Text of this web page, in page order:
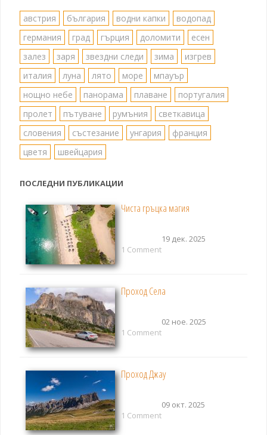
австрия българия водни капки
водопад
германия
град гърция доломити
есен
залез
заря звездни следи зима
изгрев
италия
луна лято море
мпауър
нощно небе
панорама плаване
португалия
пролет
пътуване румъния
светкавица
словения
състезание унгария
франция
цветя
швейцария
ПОСЛЕДНИ ПУБЛИКАЦИИ
Чиста гръцка магия
19 дек. 2025
1 Comment
Проход Села
02 ное. 2025
1 Comment
Проход Джау
09 окт. 2025
1 Comment